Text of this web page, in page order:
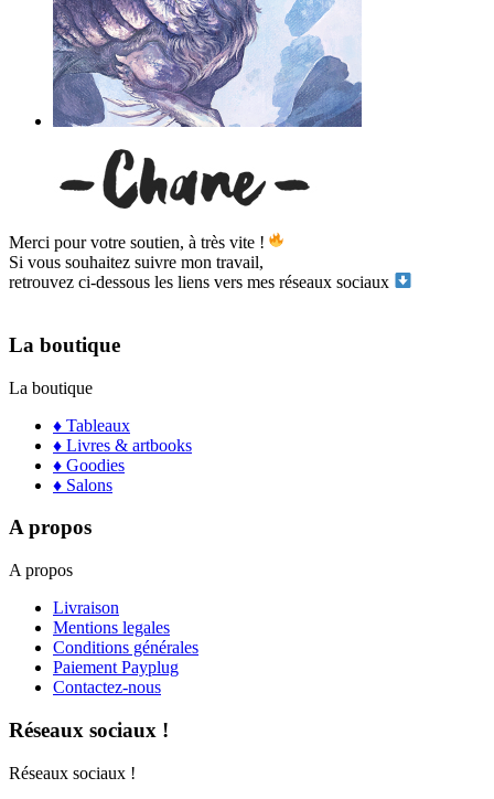
Merci pour votre soutien, à très vite !
Si vous souhaitez suivre mon travail,
retrouvez ci-dessous les liens vers mes réseaux sociaux
La boutique
La boutique
♦ Tableaux
♦ Livres & artbooks
♦ Goodies
♦ Salons
A propos
A propos
Livraison
Mentions legales
Conditions générales
Paiement Payplug
Contactez-nous
Réseaux sociaux !
Réseaux sociaux !